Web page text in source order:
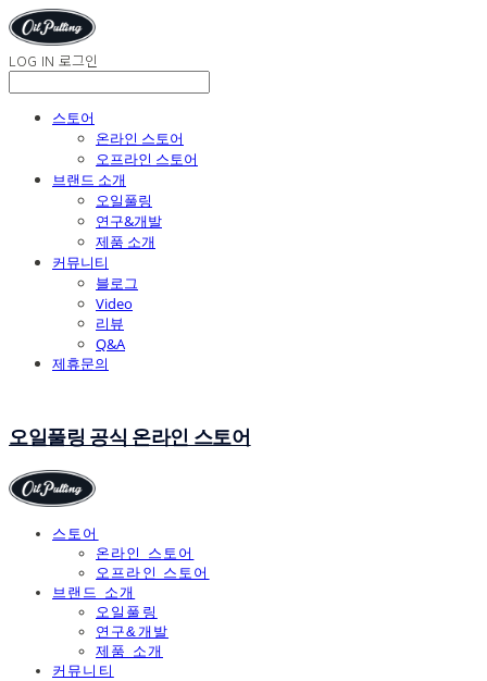
LOG IN 로그인
스토어
온라인 스토어
오프라인 스토어
브랜드 소개
오일풀링
연구&개발
제품 소개
커뮤니티
블로그
Video
리뷰
Q&A
제휴문의
오일풀링 공식 온라인 스토어
스토어
온라인 스토어
오프라인 스토어
브랜드 소개
오일풀링
연구&개발
제품 소개
커뮤니티